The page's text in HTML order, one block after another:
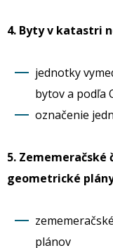
4. Byty v katastri
jednotky
bytov a podľa
označenie
5.
geometrické
plánov